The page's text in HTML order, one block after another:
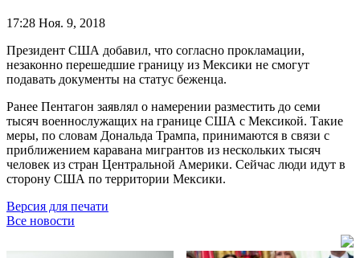
17:28 Ноя. 9, 2018
Президент США добавил, что согласно прокламации,
незаконно перешедшие границу из Мексики не смогут
подавать документы на статус беженца.
Ранее Пентагон заявлял о намерении разместить до семи
тысяч военнослужащих на границе США с Мексикой. Такие
меры, по словам Дональда Трампа, принимаются в связи с
приближением каравана мигрантов из нескольких тысяч
человек из стран Центральной Америки. Сейчас люди идут в
сторону США по территории Мексики.
Версия для печати
Все новости